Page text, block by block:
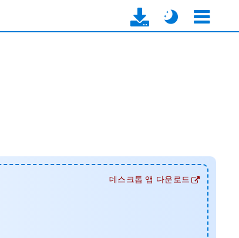
데스크톱 앱 다운로드